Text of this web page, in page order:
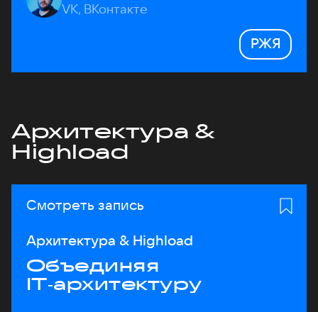
VK, ВКонтакте
РЖЯ
Архитектура &
Highload
Смотреть запись
Архитектура & Highload
Объединяя
IT‑архитектуру